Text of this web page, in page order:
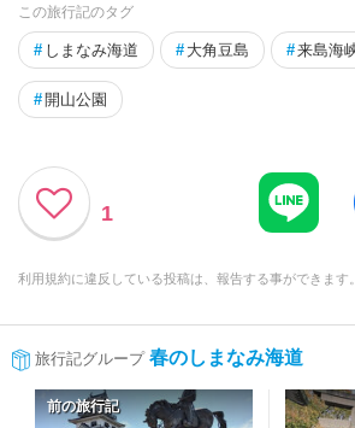
この旅行記のタグ
# しまなみ海道 # 大角豆島 #来島海
# 開山公園
1
利用規約に違反している投稿は、報告する事ができます。
旅行記グループ 春のしまなみ海道
前の旅行記